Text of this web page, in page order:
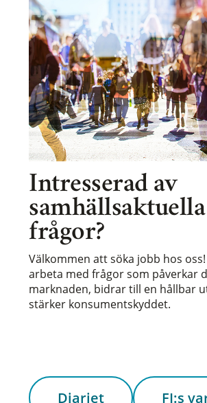
Intresserad av
samhällsaktuella
frågor?
Välkommen att söka jobb hos oss!
arbeta med frågor som påverkar
marknaden, bidrar till en hållbar
stärker konsumentskyddet.
Diariet FI:s